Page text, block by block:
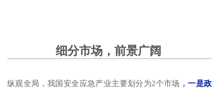
细分市场，前景广阔
纵观全局，我国安全应急产业主要划分为2个市场 ，一是政